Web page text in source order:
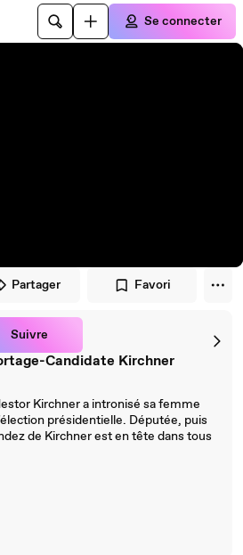
Se connecter
Partager Favori
Suivre
Candidate Kirchner
Kirchner a intronisé sa femme
présidentielle. Députée, puis
de Kirchner est en tête dans tous